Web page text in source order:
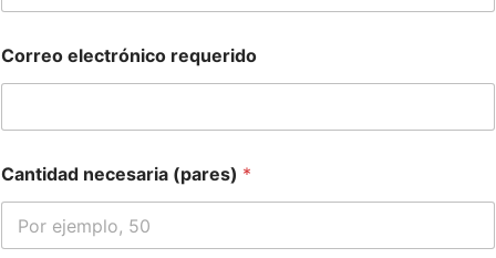
Correo electrónico requerido
Cantidad necesaria (pares) *